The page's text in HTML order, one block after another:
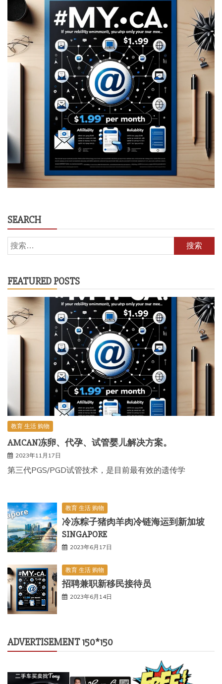
SEARCH
搜
索：
FEATURED POSTS
教育 生活 购物
AMCAN冻卵、代孕、试管婴儿解决方案。
2023年11月17日
第三代PGS/PGD试管技术，是目前最有效的遗传学
教育 生活 购物
冷冻粽子猪肉羊肉冷链海运到新加坡
SINGAPORE
2023年6月17日
教育 生活 购物
招聘兼职新移民接待员
2023年6月14日
ADVERTISEMENT 150*150